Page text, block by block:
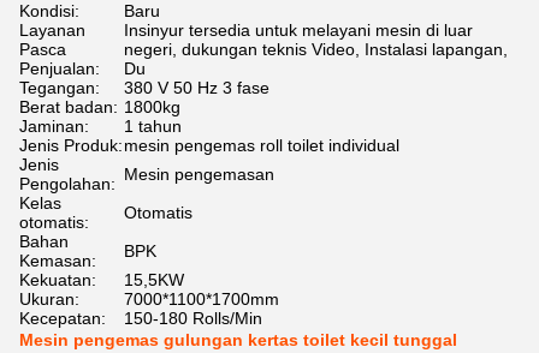
Kondisi:
Baru
Layanan
Pasca
Penjualan:
Insinyur tersedia untuk melayani mesin di luar
negeri, dukungan teknis Video, Instalasi lapangan,
Du
Tegangan:
380 V 50 Hz 3 fase
Berat badan: 1800kg
Jaminan:
1 tahun
Jenis Produk:mesin pengemas roll toilet individual
Jenis
Pengolahan: Mesin pengemasan
Kelas
otomatis:
Otomatis
Bahan
Kemasan:
BPK
Kekuatan:
15,5KW
Ukuran:
7000*1100*1700mm
Kecepatan:
150-180 Rolls/Min
Mesin pengemas gulungan kertas toilet kecil tunggal